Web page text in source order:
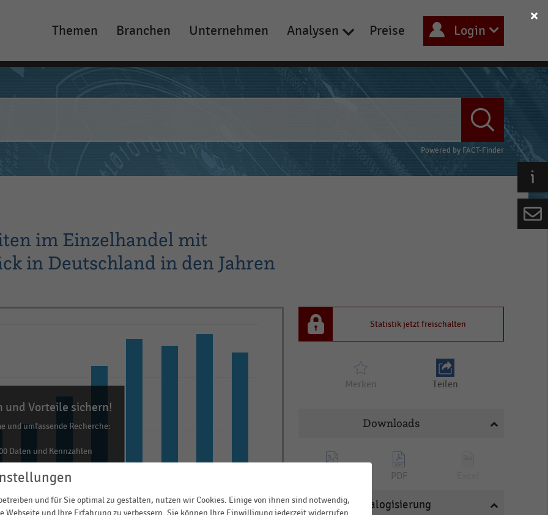
Main
navigation
Themen Branchen Unternehmen Analysen Preise Login
Powered by FACT-Finder
im Einzelhandel mit
in Deutschland in den Jahren
und Vorteile sichern!
und umfassende Recherche:
Daten und Kennzahlen
Excel, PNG, PDF
Statistik jetzt freischalten
Merken Teilen
Downloads
PDF
Katalogisierung
und für Sie optimal zu gestalten, nutzen wir Cookies. Einige von ihnen sind notwendig,
Webseite und Ihre Erfahrung zu verbessern. Sie können Ihre Einwilligung jederzeit widerrufen